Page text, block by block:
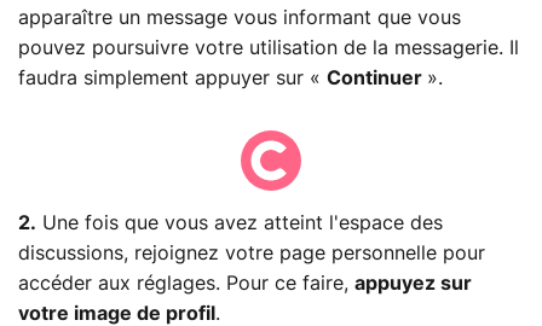
apparaître un message vous informant que vous
pouvez poursuivre votre utilisation de la messagerie. Il
faudra simplement appuyer sur « Continuer ».
2. Une fois que vous avez atteint l'espace des
discussions, rejoignez votre page personnelle pour
accéder aux réglages. Pour ce faire, appuyez sur
votre image de profil .